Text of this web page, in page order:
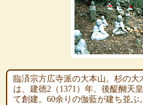
臨済宗方広寺派の大本山。杉の
は、建徳2（1371）年、後醍醐天
て創建。60余りの伽藍が建ち並ぶ